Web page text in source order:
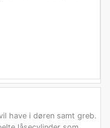
have i døren samt greb.